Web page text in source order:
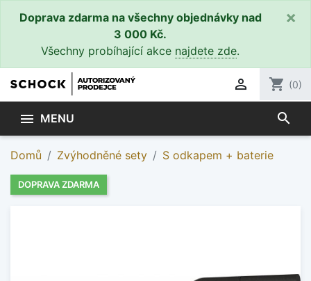
Doprava zdarma na všechny objednávky nad
3 000 Kč.
Všechny probíhající akce najdete zde.
×
 shopping_cart (0)
 MENU search
Domů Zvýhodněné sety S odkapem + baterie
DOPRAVA ZDARMA